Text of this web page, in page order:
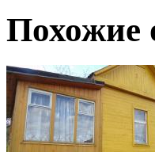
Похожие